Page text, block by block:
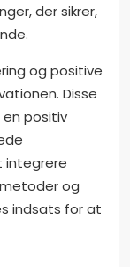
der sikrer,
og positive
Disse
positiv
integrere
og
indsats for at